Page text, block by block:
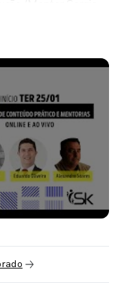
PCP Tradicional
Prazos
Linha de Balanço